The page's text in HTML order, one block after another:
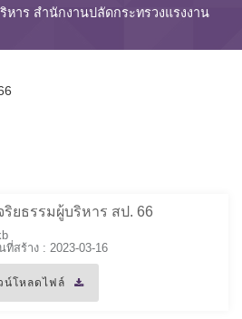
หาร สำนักงานปลัดกระทรวงแรงงาน
ริยธรรมผู้บริหาร สป. 66
ที่สร้าง : 2023-03-16
น์โหลดไฟล์